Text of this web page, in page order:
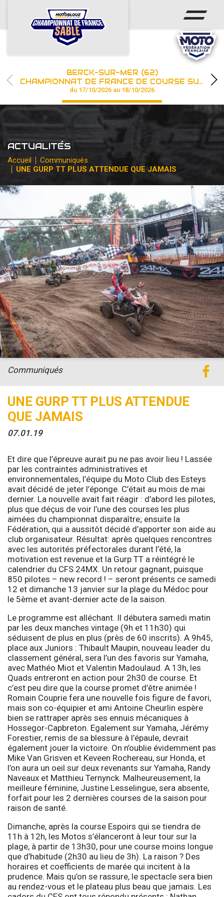
ACCUEIL
ACTUS
CHAMPIONNAT
RÉSULTATS
PHOTOS / WEB TV
PARTENAIRES
les engagements
BERCK-SUR-MER (62)
CHAMPIONNAT DE FRANCE DE COURSE SUR SABLE
du 17/10/2026 au 18/10/2026
ACTUALITÉS
Accueil
Communiqués
UNE GURP TT PLUS ATTENDUE QUE JAMAIS
UNE GURP TT PLUS ATTENDUE
QUE JAMAIS
07.01.19
Communiqués
Et dire que l’épreuve aurait pu ne pas avoir lieu ! Lassée
par les contraintes administratives et
environnementales, l’équipe du Moto Club des Esteys
avait décidé de jeter l’éponge. C’était au mois de mai
dernier. La nouvelle avait fait réagir : d’abord les pilotes,
plus que déçus de voir l’une des courses les plus
aimées du championnat disparaître; ensuite la
Fédération, qui a aussitôt décidé d’apporter son aide au
club organisateur. Résultat: après quelques rencontres
avec les autorités préfectorales durant l’été, la
motivation est revenue et la Gurp TT a réintégré le
calendrier du CFS 24MX. Un retour gagnant, puisque
850 pilotes – new record ! – seront présents ce samedi
12 et dimanche 13 janvier sur la plage du Médoc pour
le 5ème et avant-dernier acte de la saison.
Le programme est alléchant. Il débutera samedi matin
par les deux manches vintage (9h et 11h30) qui
séduisent de plus en plus (près de 60 inscrits). A 9h45,
place aux Juniors : Thibault Maupin, nouveau leader du
classement général, sera l’un des favoris sur Yamaha,
avec Mathéo Miot et Valentin Madoulaud. A 13h, les
Quads entreront en action pour 2h30 de course. Et
c’est peu dire que la course promet d’être animée !
Romain Couprie fera une nouvelle fois figure de favori,
mais son co-équipier et ami Antoine Cheurlin espère
bien se rattraper après ses ennuis mécaniques à
Hossegor-Capbreton. Egalement sur Yamaha, Jérémy
Forestier, remis de sa blessure à l’épaule, devrait
également jouer la victoire. On n’oublie évidemment pas
Mike Van Grisven et Keveen Rochereau, sur Honda, et
l’on aura un oeil sur deux revenants sur Yamaha, Randy
Naveaux et Matthieu Ternynck. Malheureusement, la
meilleure féminine, Justine Lesselingue, sera absente,
forfait pour les 2 dernières courses de la saison pour
raison de santé.
Dimanche, après la course Espoirs qui se tiendra de
11h à 12h, les Motos s’élanceront à leur tour sur la
plage, à partir de 13h30, pour une course moins longue
que d’habitude (2h30 au lieu de 3h). La raison ? Des
horaires et coefficients de marée qui incitent à la
prudence. Mais qu’on se rassure, le spectacle sera bien
au rendez-vous et le plateau plus beau que jamais. Les